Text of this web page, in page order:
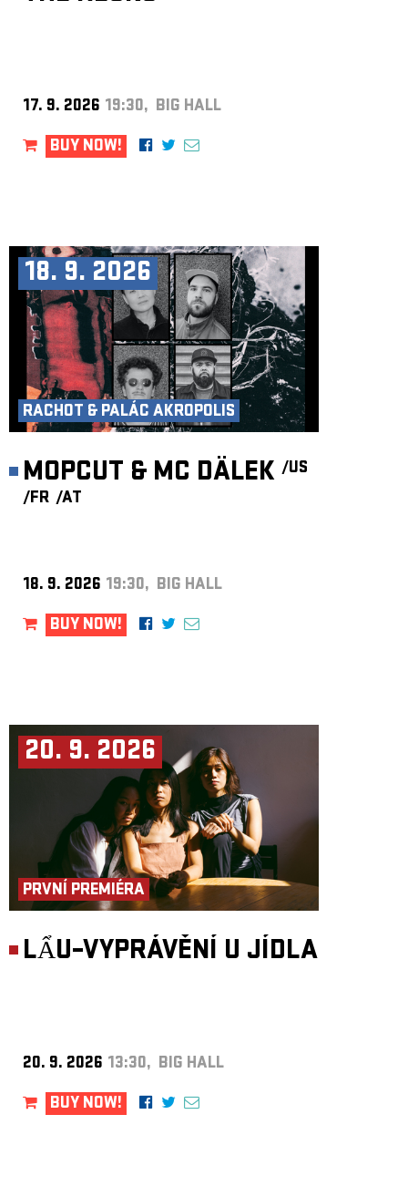
17. 9. 2026 19:30, BIG HALL
BUY NOW!
18. 9. 2026
RACHOT & PALÁC AKROPOLIS
MOPCUT & MC DÄLEK /US
/FR /AT
18. 9. 2026 19:30, BIG HALL
BUY NOW!
20. 9. 2026
PRVNÍ PREMIÉRA
LẨU–VYPRÁVĚNÍ U JÍDLA
20. 9. 2026 13:30, BIG HALL
BUY NOW!